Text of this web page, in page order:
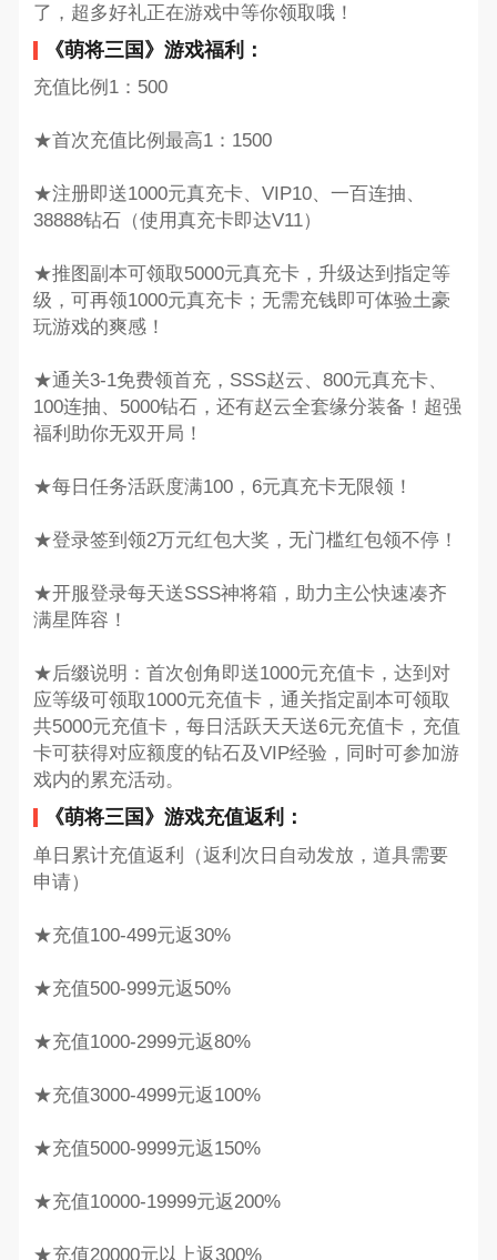
了，超多好礼正在游戏中等你领取哦！
《萌将三国》游戏福利：
充值比例1：500
★首次充值比例最高1：1500
★注册即送1000元真充卡、VIP10、一百连抽、
38888钻石（使用真充卡即达V11）
★推图副本可领取5000元真充卡，升级达到指定等
级，可再领1000元真充卡；无需充钱即可体验土豪
玩游戏的爽感！
★通关3-1免费领首充，SSS赵云、800元真充卡、
100连抽、5000钻石，还有赵云全套缘分装备！超强
福利助你无双开局！
★每日任务活跃度满100，6元真充卡无限领！
★登录签到领2万元红包大奖，无门槛红包领不停！
★开服登录每天送SSS神将箱，助力主公快速凑齐
满星阵容！
★后缀说明：首次创角即送1000元充值卡，达到对
应等级可领取1000元充值卡，通关指定副本可领取
共5000元充值卡，每日活跃天天送6元充值卡，充值
卡可获得对应额度的钻石及VIP经验，同时可参加游
戏内的累充活动。
《萌将三国》游戏充值返利：
单日累计充值返利（返利次日自动发放，道具需要
申请）
★充值100-499元返30%
★充值500-999元返50%
★充值1000-2999元返80%
★充值3000-4999元返100%
★充值5000-9999元返150%
★充值10000-19999元返200%
★充值20000元以上返300%